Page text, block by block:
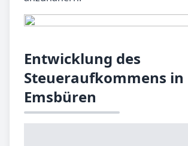
Entwicklung des
Steueraufkommens in
Emsbüren